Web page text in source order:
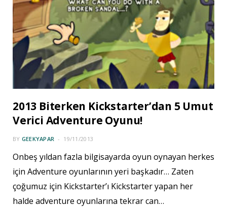
2013 Biterken Kickstarter’dan 5 Umut
Verici Adventure Oyunu!
BY GEEKYAPAR 19/11/2013
Onbeş yıldan fazla bilgisayarda oyun oynayan herkes
için Adventure oyunlarının yeri başkadır… Zaten
çoğumuz için Kickstarter’ı Kickstarter yapan her
halde adventure oyunlarına tekrar can…